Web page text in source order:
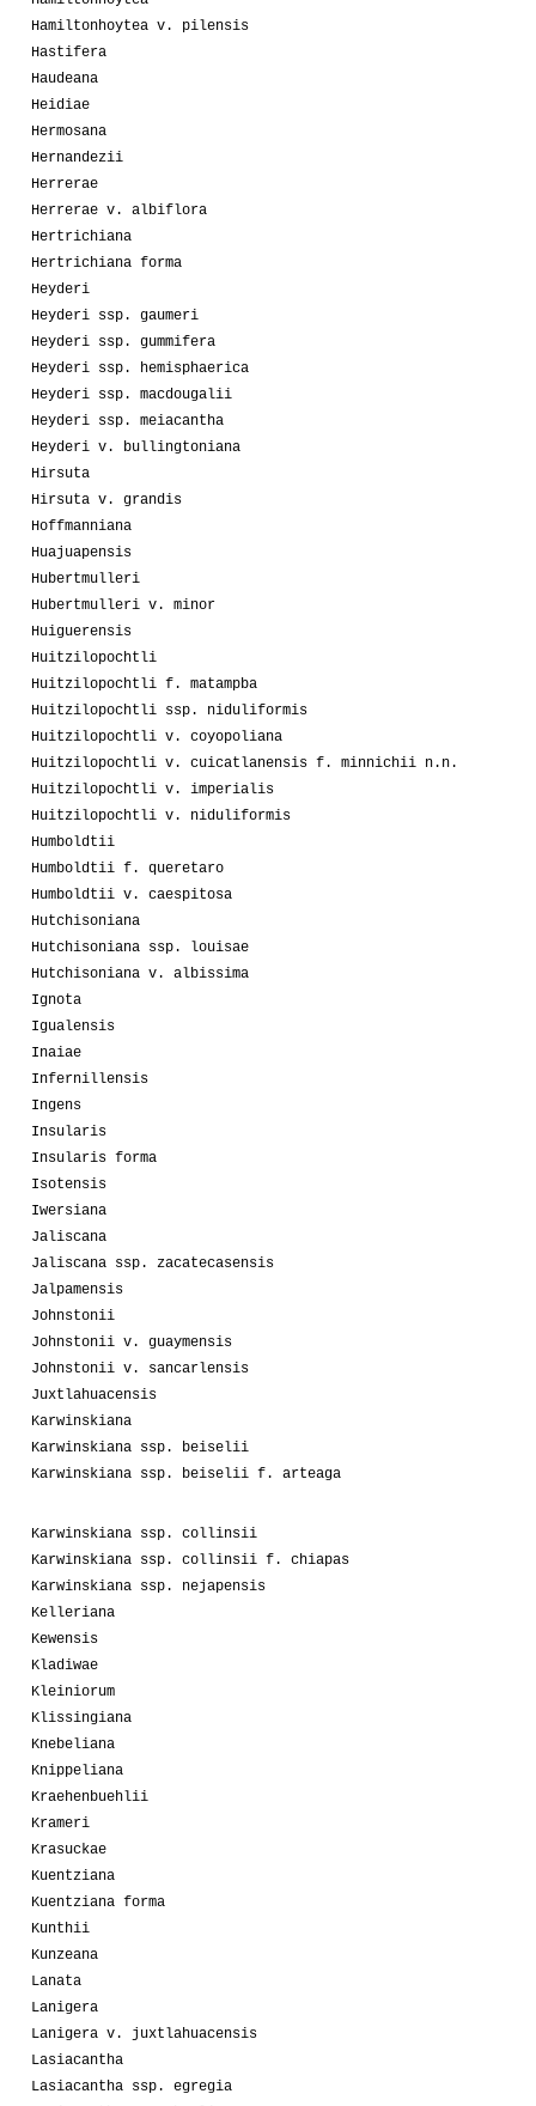
Hamiltonhoytea v. pilensis
Hastifera
Haudeana
Heidiae
Hermosana
Hernandezii
Herrerae
Herrerae v. albiflora
Hertrichiana
Hertrichiana forma
Heyderi
Heyderi ssp. gaumeri
Heyderi ssp. gummifera
Heyderi ssp. hemisphaerica
Heyderi ssp. macdougalii
Heyderi ssp. meiacantha
Heyderi v. bullingtoniana
Hirsuta
Hirsuta v. grandis
Hoffmanniana
Huajuapensis
Hubertmulleri
Hubertmulleri v. minor
Huiguerensis
Huitzilopochtli
Huitzilopochtli f. matampba
Huitzilopochtli ssp. niduliformis
Huitzilopochtli v. coyopoliana
Huitzilopochtli v. cuicatlanensis f. minnichii n.n.
Huitzilopochtli v. imperialis
Huitzilopochtli v. niduliformis
Humboldtii
Humboldtii f. queretaro
Humboldtii v. caespitosa
Hutchisoniana
Hutchisoniana ssp. louisae
Hutchisoniana v. albissima
Ignota
Igualensis
Inaiae
Infernillensis
Ingens
Insularis
Insularis forma
Isotensis
Iwersiana
Jaliscana
Jaliscana ssp. zacatecasensis
Jalpamensis
Johnstonii
Johnstonii v. guaymensis
Johnstonii v. sancarlensis
Juxtlahuacensis
Karwinskiana
Karwinskiana ssp. beiselii
Karwinskiana ssp. beiselii f. arteaga
Karwinskiana ssp. collinsii
Karwinskiana ssp. collinsii f. chiapas
Karwinskiana ssp. nejapensis
Kelleriana
Kewensis
Kladiwae
Kleiniorum
Klissingiana
Knebeliana
Knippeliana
Kraehenbuehlii
Krameri
Krasuckae
Kuentziana
Kuentziana forma
Kunthii
Kunzeana
Lanata
Lanigera
Lanigera v. juxtlahuacensis
Lasiacantha
Lasiacantha ssp. egregia